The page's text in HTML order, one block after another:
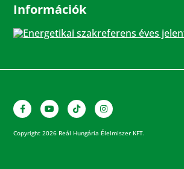
Információk
Energetikai szakreferens éves
Copyright 2026 Reál Hungária Élelmiszer KFT.